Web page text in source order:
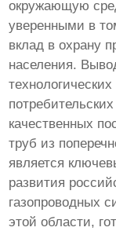
окружающую
уверенными в
вклад в охрану
населения.
качественных
труб из
является
развития
газопроводных
этой области,